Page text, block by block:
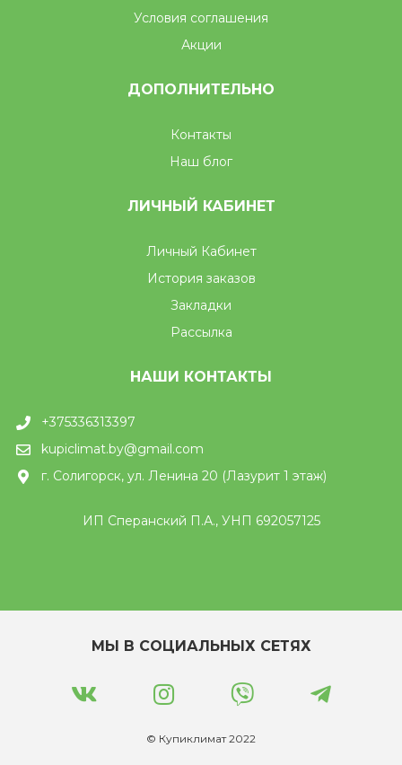
Условия соглашения
Акции
ДОПОЛНИТЕЛЬНО
Контакты
Наш блог
ЛИЧНЫЙ КАБИНЕТ
Личный Кабинет
История заказов
Закладки
Рассылка
НАШИ КОНТАКТЫ
+375336313397
kupiclimat.by@gmail.com
г. Солигорск, ул. Ленина 20 (Лазурит 1 этаж)
ИП Сперанский П.А., УНП 692057125
МЫ В СОЦИАЛЬНЫХ СЕТЯХ
© Купиклимат 2022